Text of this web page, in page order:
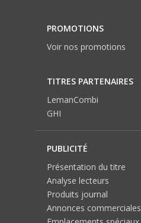
PROMOTIONS
Voir nos promotions
TITRES PARTENAIRES
LemanCombi
GHI
PUBLICITÉ
Présentation du titre
Analyse lecteurs
Produits journal
Annonces commerciales